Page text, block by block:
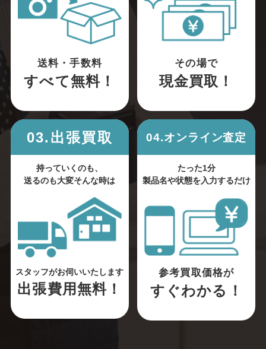
送料・手数料
すべて無料！
その場で
現金買取！
03.出張買取
持っていくのも、
送るのも大変そんな時は
スタッフがお伺いいたします
出張費用無料！
04.オンライン査定
たった1分
製品名や状態を入力するだけ
参考買取価格が
すぐわかる！